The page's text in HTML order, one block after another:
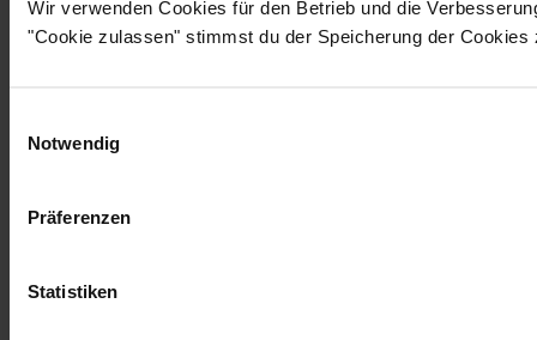
Wir verwenden Cookies für den Betrieb und die
"Cookie zulassen" stimmst du der Speicherung der Cookies
Notwendig
Präferenzen
Statistiken